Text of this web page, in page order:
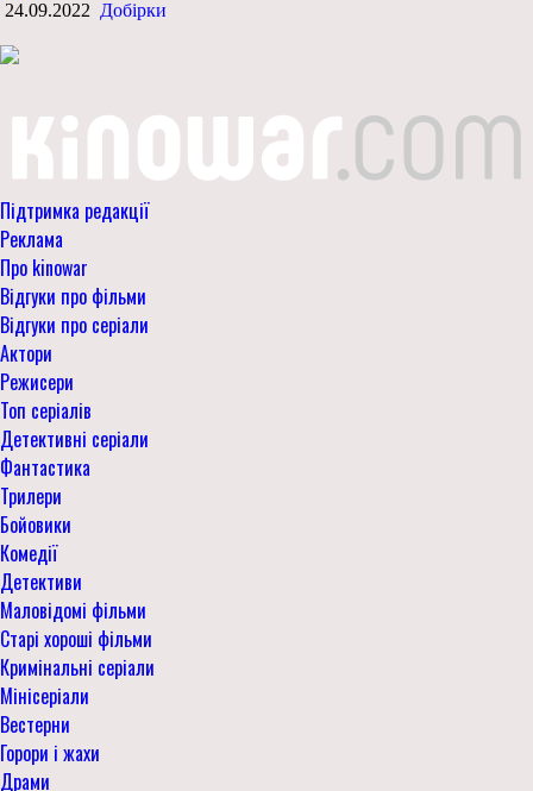
24.09.2022 Добірки
Підтримка редакції
Реклама
Про kinowar
Відгуки про фільми
Відгуки про серіали
Актори
Режисери
Топ серіалів
Детективні серіали
Фантастика
Трилери
Бойовики
Комедії
Детективи
Маловідомі фільми
Старі хороші фільми
Кримінальні серіали
Мінісеріали
Вестерни
Горори і жахи
Драми